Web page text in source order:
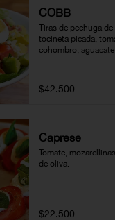
COBB
Tiras de pechuga
tocineta picada,
cohombro,
$42.500
Caprese
Tomate,
de oliva.
$22.500